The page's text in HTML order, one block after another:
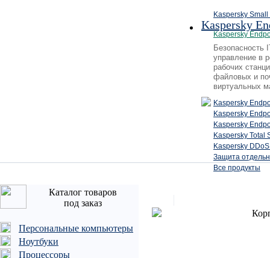
Kaspersky
Kaspersky
Kaspersky
Безопасность
управление в
рабочих
файловых и
виртуальных
Kaspersky
Kaspersky
Kaspersky
Kaspersky Total
Kaspersky
Защита
Все продукты
Каталог товаров
под заказ
Персональные компьютеры
Ноутбуки
Процессоры